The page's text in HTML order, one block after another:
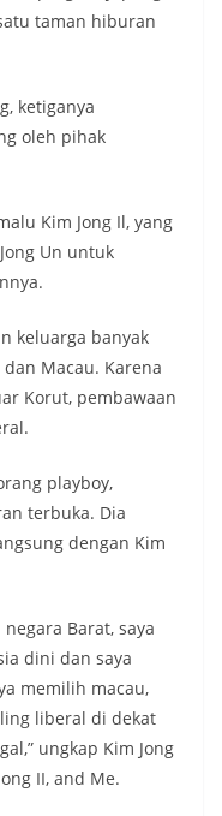
taman hiburan
ketiganya
oleh pihak
Kim Jong Il, yang
Un untuk
keluarga banyak
Macau. Karena
Korut, pembawaan
playboy,
terbuka. Dia
dengan Kim
Barat, saya
dini dan saya
memilih macau,
liberal di dekat
ungkap Kim Jong
II, and Me.